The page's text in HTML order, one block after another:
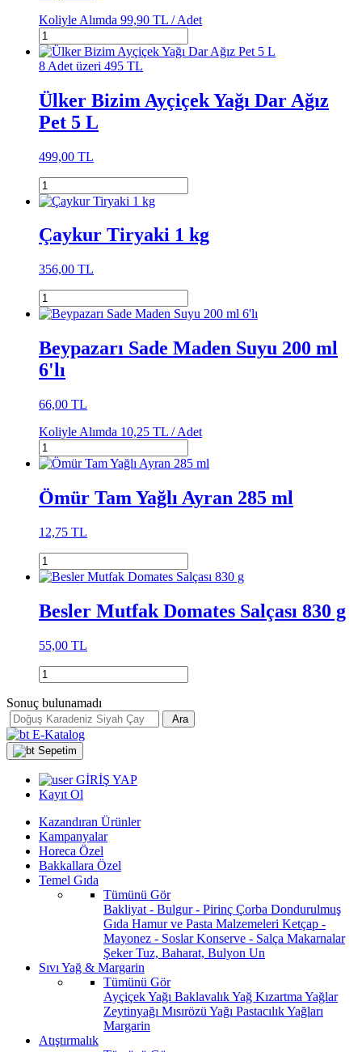
Koliyle Alımda 99,90 TL /Adet
8 Adet üzeri 495 TL
Ülker Bizim Ayçiçek Yağı Dar Ağız
Pet 5 L
499,00 TL
Çaykur Tiryaki 1 kg
356,00 TL
Beypazarı Sade Maden Suyu 200 ml
6'lı
66,00 TL
Koliyle Alımda 10,25 TL /Adet
Ömür Tam Yağlı Ayran 285 ml
12,75 TL
Besler Mutfak Domates Salçası 830 g
55,00 TL
Sonuç bulunamadı
Ara
E-Katalog
Sepetim
GİRİŞ YAP
Kayıt Ol
Kazandıran Ürünler
Kampanyalar
Horeca Özel
Bakkallara Özel
Temel Gıda
Tümünü Gör
Bakliyat - Bulgur - Pirinç Çorba Dondurulmuş
Gıda Hamur ve Pasta Malzemeleri Ketçap -
Mayonez - SoslarKonserve - Salça Makarnalar
ŞekerTuz, Baharat, Bulyon Un
Sıvı Yağ & Margarin
Tümünü Gör
Ayçiçek Yağı Baklavalık Yağ Kızartma Yağlar
Zeytinyağı Mısırözü Yağı Pastacılık Yağları
Margarin
Atıştırmalık